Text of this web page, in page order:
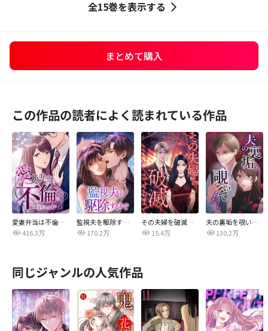
全15巻を表示する
まとめて購入
この作品の読者によく読まれている作品
愛妻弁当は不倫に含まれますか？
416.3万
監視夫を駆除するまで
170.2万
その夫婦を破滅させるまで
15.4万
夫の裏垢を覗いてみたら
130.2万
同じジャンルの人気作品